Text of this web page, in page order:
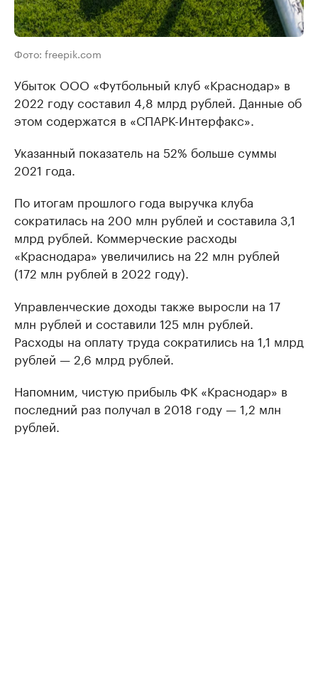
Фото: freepik.com
Убыток ООО «Футбольный клуб «Краснодар» в
2022 году составил 4,8 млрд рублей. Данные об
этом содержатся в «СПАРК-Интерфакс».
Указанный показатель на 52% больше суммы
2021 года.
По итогам прошлого года выручка клуба
сократилась на 200 млн рублей и составила 3,1
млрд рублей. Коммерческие расходы
«Краснодара» увеличились на 22 млн рублей
(172 млн рублей в 2022 году).
Управленческие доходы также выросли на 17
млн рублей и составили 125 млн рублей.
Расходы на оплату труда сократились на 1,1 млрд
рублей — 2,6 млрд рублей.
Напомним, чистую прибыль ФК «Краснодар» в
последний раз получал в 2018 году — 1,2 млн
рублей.